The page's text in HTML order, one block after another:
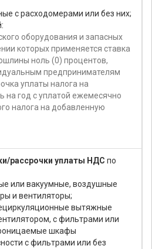
с расходомерами или без них;
оборудования и запасных
которых применяется ставка
ноль (0) процентов,
предпринимателям
уплаты налога на
на год с уплатой ежемесячно
налога на добавленную
рассрочки уплаты НДС по
или вакуумные, воздушные
и вентиляторы;
вытяжные
с фильтрами или
шкафы
с фильтрами или без